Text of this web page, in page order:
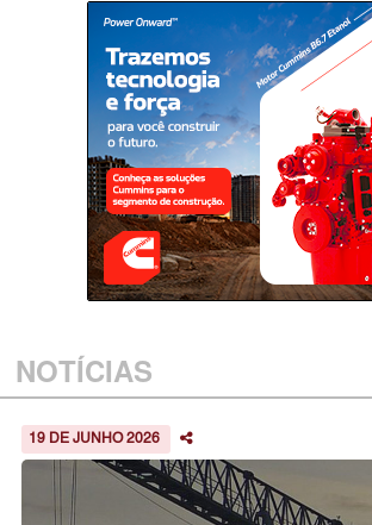
NOTÍCIAS
19 DE JUNHO 2026